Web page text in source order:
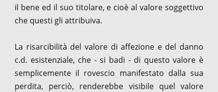
il bene ed il suo titolare, e cioè al valore soggettivo
che questi gli attribuiva.
La risarcibilità del valore di affezione e del danno
c.d. esistenziale, che - si badi - di questo valore è
semplicemente il rovescio manifestato dalla sua
perdita, perciò, renderebbe visibile quel valore